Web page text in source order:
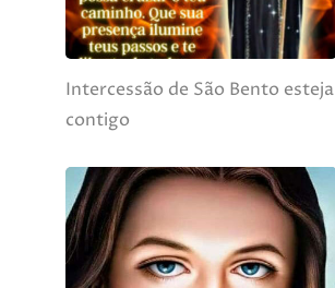
Intercessão de São Bento esteja
contigo